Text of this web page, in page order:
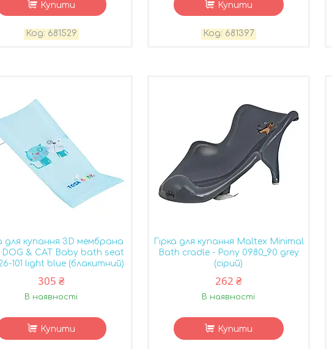
Купити
681529
Купити
681397
для купання 3D мембрана
DOG & CAT Baby bath seat
101 light blue (блакитний)
305 ₴
В наявності
Купити
Гірка для купання Maltex Minimal
Bath cradle - Pony 0980_90 grey
(сірий)
262 ₴
В наявності
Купити